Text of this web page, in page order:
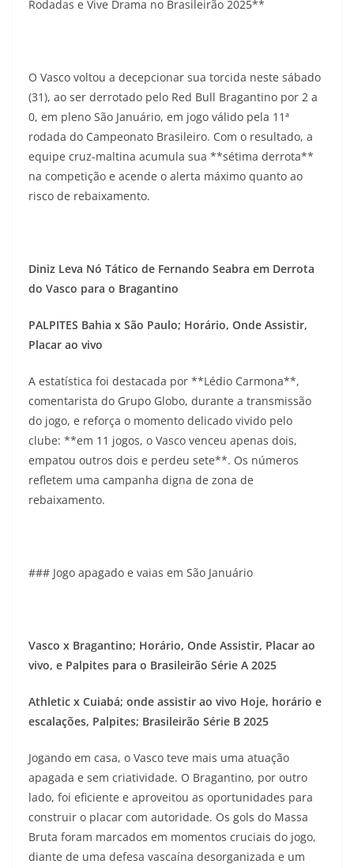
Rodadas e Vive Drama no Brasileirão 2025**
O Vasco voltou a decepcionar sua torcida neste sábado
(31), ao ser derrotado pelo Red Bull Bragantino por 2 a
0, em pleno São Januário, em jogo válido pela 11ª
rodada do Campeonato Brasileiro. Com o resultado, a
equipe cruz-maltina acumula sua **sétima derrota**
na competição e acende o alerta máximo quanto ao
risco de rebaixamento.
Diniz Leva Nó Tático de Fernando Seabra em Derrota
do Vasco para o Bragantino
PALPITES Bahia x São Paulo; Horário, Onde Assistir,
Placar ao vivo
A estatística foi destacada por **Lédio Carmona**,
comentarista do Grupo Globo, durante a transmissão
do jogo, e reforça o momento delicado vivido pelo
clube: **em 11 jogos, o Vasco venceu apenas dois,
empatou outros dois e perdeu sete**. Os números
refletem uma campanha digna de zona de
rebaixamento.
### Jogo apagado e vaias em São Januário
Vasco x Bragantino; Horário, Onde Assistir, Placar ao
vivo, e Palpites para o Brasileirão Série A 2025
Athletic x Cuiabá; onde assistir ao vivo Hoje, horário e
escalações, Palpites; Brasileirão Série B 2025
Jogando em casa, o Vasco teve mais uma atuação
apagada e sem criatividade. O Bragantino, por outro
lado, foi eficiente e aproveitou as oportunidades para
construir o placar com autoridade. Os gols do Massa
Bruta foram marcados em momentos cruciais do jogo,
diante de uma defesa vascaína desorganizada e um